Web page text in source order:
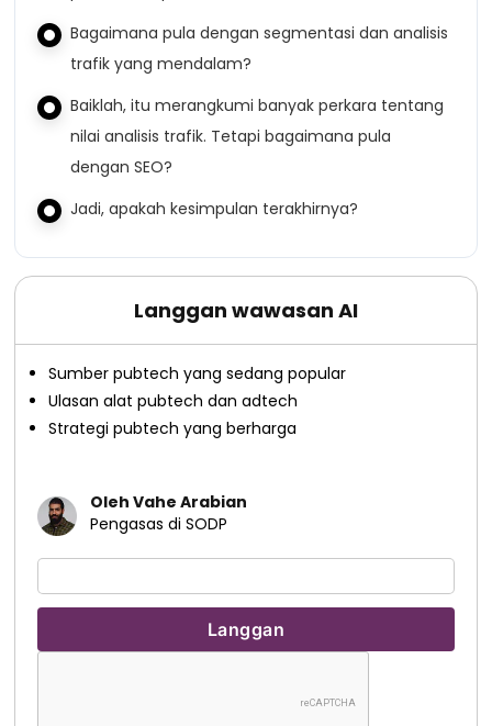
Bagaimana pula dengan segmentasi dan analisis
trafik yang mendalam?
Baiklah, itu merangkumi banyak perkara tentang
nilai analisis trafik. Tetapi bagaimana pula
dengan SEO?
Jadi, apakah kesimpulan terakhirnya?
Langgan wawasan AI
Sumber pubtech yang sedang popular
Ulasan alat pubtech dan adtech
Strategi pubtech yang berharga
Oleh Vahe Arabian
Pengasas di SODP